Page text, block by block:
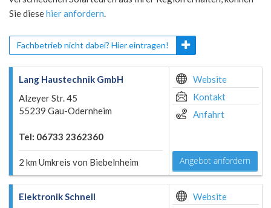
Sie diesehier anfordern.
Fachbetrieb nicht dabei? Hier eintragen!
Lang Haustechnik GmbH
Alzeyer Str. 45
55239 Gau-Odernheim
Tel: 06733 2362360
2 km Umkreis von Biebelnheim
Website
Kontakt
Anfahrt
Angebot anfordern
Elektronik Schnell
Website